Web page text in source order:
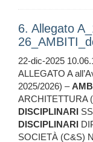
6. Allegato
22-dic-2025
ALLEGATO A
2025/2026) –
ARCHITETTURA
DISCIPLINARI
DISCIPLINARI
SOCIETÀ (C&S)